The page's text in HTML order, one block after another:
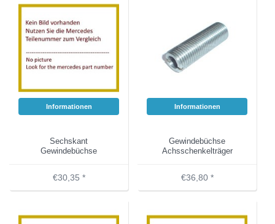
Informationen
Sechskant
Gewindebüchse
€30,35 *
Informationen
Gewindebüchse
Achsschenkelträger
€36,80 *